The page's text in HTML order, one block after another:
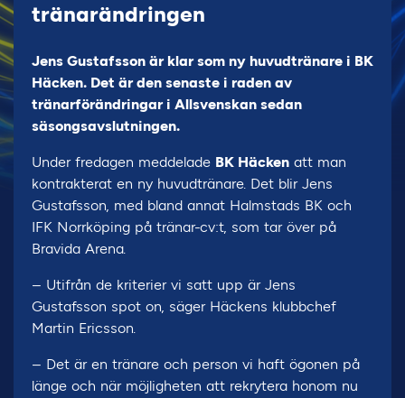
tränarändringen
Jens Gustafsson är klar som ny huvudtränare i BK
Häcken. Det är den senaste i raden av
tränarförändringar i Allsvenskan sedan
säsongsavslutningen.
Under fredagen meddelade BK Häcken att man
kontrakterat en ny huvudtränare. Det blir Jens
Gustafsson, med bland annat Halmstads BK och
IFK Norrköping på tränar-cv:t, som tar över på
Bravida Arena.
– Utifrån de kriterier vi satt upp är Jens
Gustafsson spot on, säger Häckens klubbchef
Martin Ericsson.
– Det är en tränare och person vi haft ögonen på
länge och när möjligheten att rekrytera honom nu